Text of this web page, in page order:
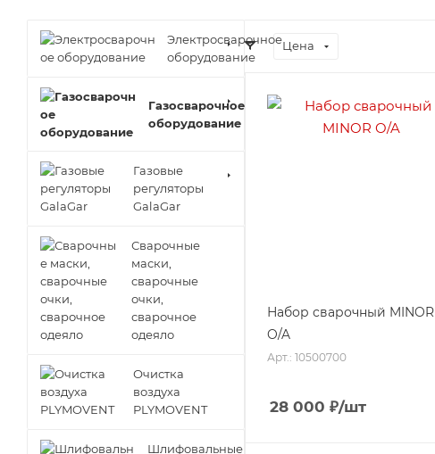
Цена
Набор сварочный MINOR
O/A
Арт.: 10500700
28 000 ₽/шт
Электросварочное
оборудование
Газосварочное
оборудование
Газовые
регуляторы
GalaGar
Сварочные
маски,
сварочные
очки,
сварочное
одеяло
Очистка
воздуха
PLYMOVENT
Шлифовальные